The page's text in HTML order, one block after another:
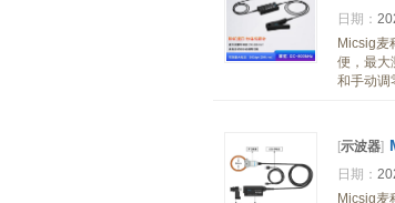
日期：
Micsig麦
便，最大
和手动调
[示波器]
日期：
Micsig麦